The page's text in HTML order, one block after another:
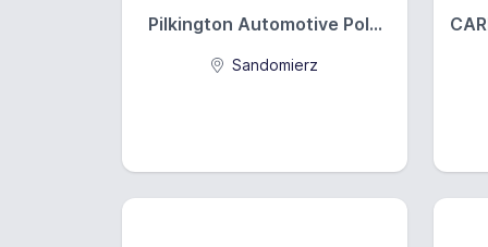
Pilkington Automotive Pol...
Sandomierz